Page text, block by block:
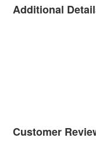
Additional
Customer